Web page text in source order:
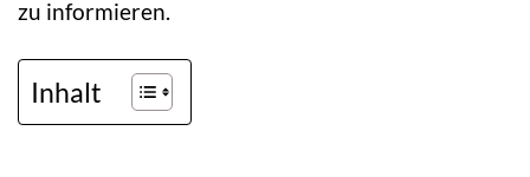
zu informieren.
Inhalt